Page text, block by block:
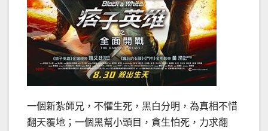
一個新紮師兄，不懼生死，黑白分明，為真相不惜
翻天覆地；一個黑幫小頭目，貪生怕死，力求翻